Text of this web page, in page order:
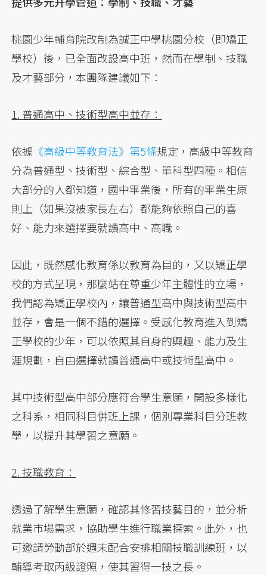
桃園少年輔育院改制為誠正中學桃園分校（即矯正
學校）後，已全面改設高中班，然而在學制、技職
及才藝部分，本團隊建議如下：
1. 普通高中、技術型高中並存：
依據 《高級中等教育法》第5條規定，高級中等教育
分為普通型、技術型、綜合型、單科型四種。相信
大部分的人都知道，國中畢業後，所有的畢業生原
則上（如果沒被家長左右）都能夠依照自己的喜
好、能力來選擇要就讀高中、高職。
因此，既然感化教育係以教育為目的，又以矯正學
校的方式呈現，那麼站在尊重少年主體性的立場，
我們認為矯正學校內，讓普通型高中與技術型高中
並存，會是一個不錯的選擇。受感化教育進入到矯
正學校的少年，可以依照其自身的興趣、能力及生
涯規劃，自由選擇就讀普通高中或技術型高中。
其中技術型高中部分應符合學生意願，開設多樣化
之科系，相同科目併班上課，個別專業科目分班教
學，以提升其學習之意願。
2. 技職教育：
透過了解學生意願，確認其修習技藝目的，並分析
就業市場需求，協助學生進行職業探索。此外，也
可邀請勞動部於週末配合安排相關技職訓練班，以
輔導考取丙級證照，使其習得一技之長。